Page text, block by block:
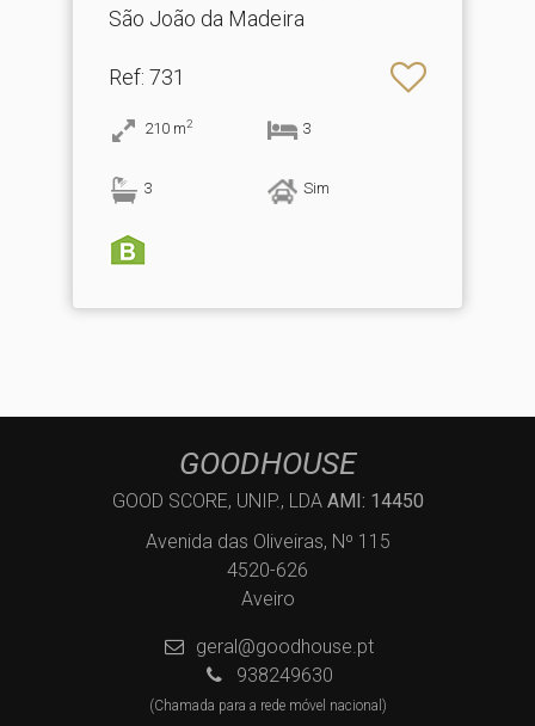
São João da Madeira
Ref: 731
210 m2 3
3 Sim
GOODHOUSE
GOOD SCORE, UNIP., LDA AMI: 14450
Avenida das Oliveiras, Nº 115
4520-626
Aveiro
geral@goodhouse.pt
938249630
(Chamada para a rede móvel nacional)